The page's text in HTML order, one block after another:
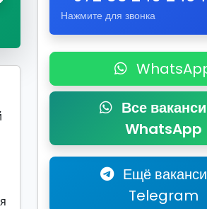
Нажмите для звонка
Все
WhatsApp
Ещё
Telegram